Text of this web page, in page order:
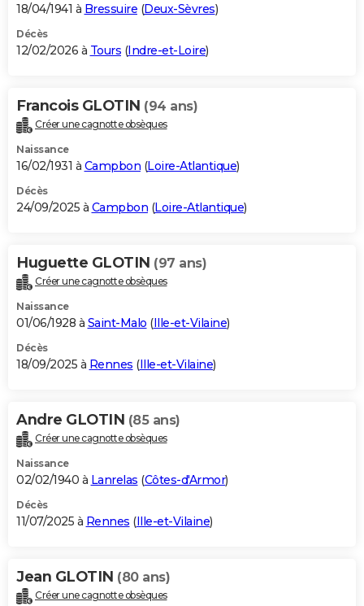
18/04/1941 à Bressuire (Deux-Sèvres)
Décès
12/02/2026 à Tours (Indre-et-Loire)
Francois GLOTIN (94 ans)
Créer une cagnotte obsèques
Naissance
16/02/1931 à Campbon (Loire-Atlantique)
Décès
24/09/2025 à Campbon (Loire-Atlantique)
Huguette GLOTIN (97 ans)
Créer une cagnotte obsèques
Naissance
01/06/1928 à Saint-Malo (Ille-et-Vilaine)
Décès
18/09/2025 à Rennes (Ille-et-Vilaine)
Andre GLOTIN (85 ans)
Créer une cagnotte obsèques
Naissance
02/02/1940 à Lanrelas (Côtes-d'Armor)
Décès
11/07/2025 à Rennes (Ille-et-Vilaine)
Jean GLOTIN (80 ans)
Créer une cagnotte obsèques